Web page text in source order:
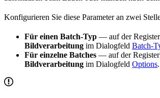
Konfigurieren Sie diese Parameter an zwei
Für einen Batch-Typ — auf der
Bildverarbeitung im Dialogfeld Batch-
Für einzelne Batches — auf der
Bildverarbeitung im Dialogfeld Options.